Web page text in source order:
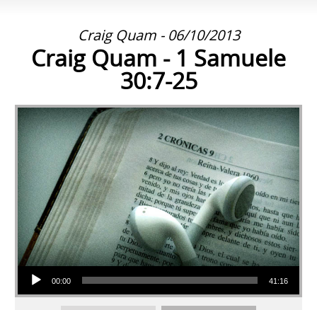
Craig Quam - 06/10/2013
Craig Quam - 1 Samuele
30:7-25
Audio Player
00:00 41:16